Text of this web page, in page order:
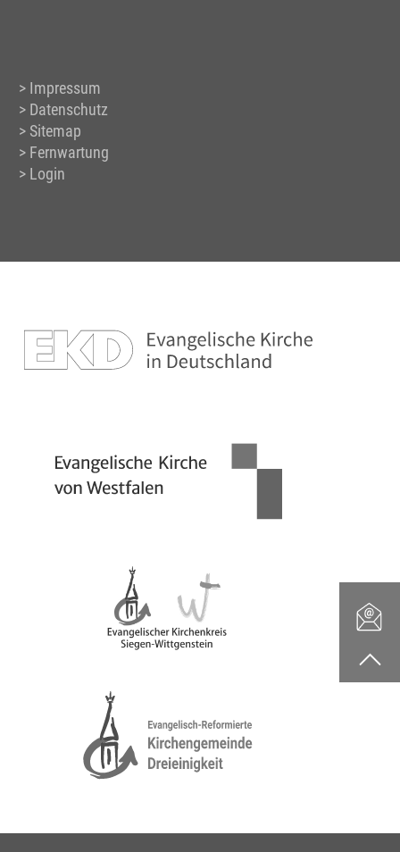
Impressum
Datenschutz
Sitemap
Fernwartung
Login